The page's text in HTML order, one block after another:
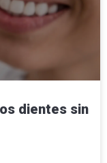
dientes sin